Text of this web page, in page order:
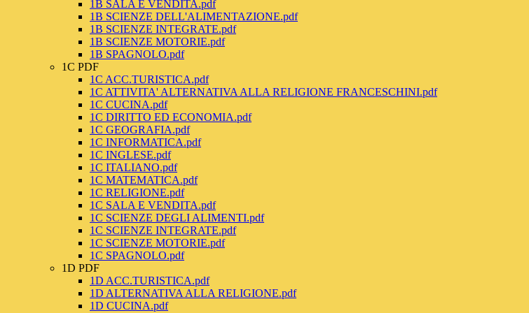
1B SALA E VENDITA.pdf
1B SCIENZE DELL'ALIMENTAZIONE.pdf
1B SCIENZE INTEGRATE.pdf
1B SCIENZE MOTORIE.pdf
1B SPAGNOLO.pdf
1C PDF
1C ACC.TURISTICA.pdf
1C ATTIVITA' ALTERNATIVA ALLA RELIGIONE FRANCESCHINI.pdf
1C CUCINA.pdf
1C DIRITTO ED ECONOMIA.pdf
1C GEOGRAFIA.pdf
1C INFORMATICA.pdf
1C INGLESE.pdf
1C ITALIANO.pdf
1C MATEMATICA.pdf
1C RELIGIONE.pdf
1C SALA E VENDITA.pdf
1C SCIENZE DEGLI ALIMENTI.pdf
1C SCIENZE INTEGRATE.pdf
1C SCIENZE MOTORIE.pdf
1C SPAGNOLO.pdf
1D PDF
1D ACC.TURISTICA.pdf
1D ALTERNATIVA ALLA RELIGIONE.pdf
1D CUCINA.pdf